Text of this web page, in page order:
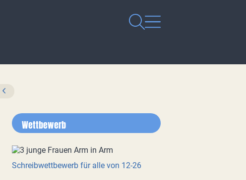
Wettbewerb
Schreibwettbewerb für alle von 12-26